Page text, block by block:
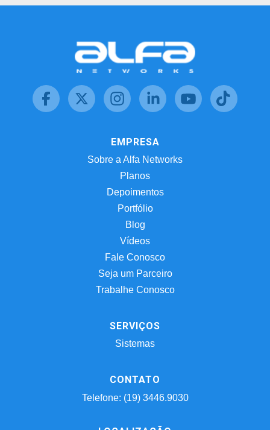
EMPRESA
Sobre a Alfa Networks
Planos
Depoimentos
Portfólio
Blog
Vídeos
Fale Conosco
Seja um Parceiro
Trabalhe Conosco
SERVIÇOS
Sistemas
CONTATO
Telefone: (19) 3446.9030